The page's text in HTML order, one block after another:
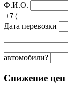
Ф.И.О.
Дата перевозки
автомобили?
Снижение цен